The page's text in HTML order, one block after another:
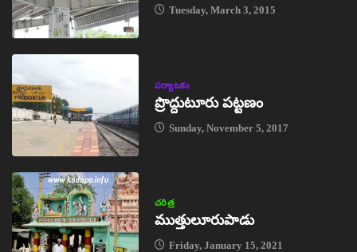
Tuesday, March 3, 2015
పర్యాటకం
ప్రొద్దుటూరు పట్టణం
Sunday, November 5, 2017
చరిత్ర
ముత్తులూరుపాడు
Friday, January 15, 2021